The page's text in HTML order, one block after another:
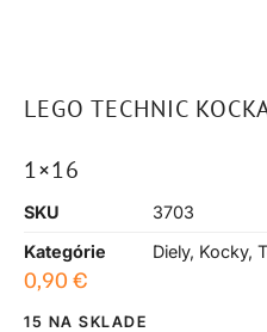
LEGO TECHNIC
1×16
SKU
3703
Kategórie
Diely, Kocky,
0,90 €
15 NA SKLADE